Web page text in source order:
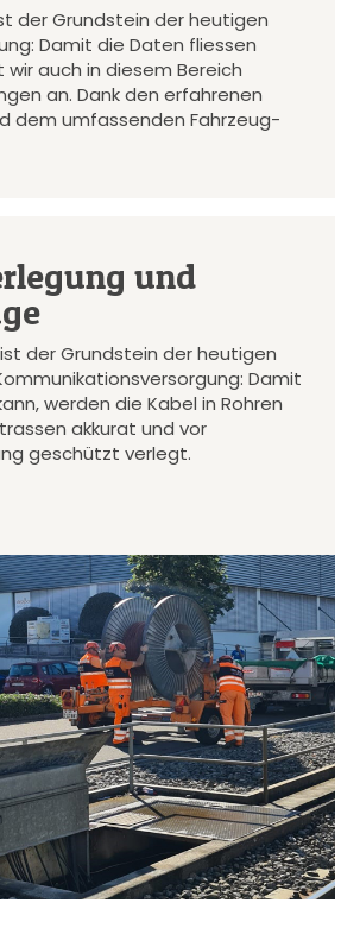
der Grundstein der heutigen
Damit die Daten fliessen
auch in diesem Bereich
an. Dank den erfahrenen
dem umfassenden Fahrzeug-
und
der Grundstein der heutigen
Damit
werden die Kabel in Rohren
akkurat und vor
geschützt verlegt.